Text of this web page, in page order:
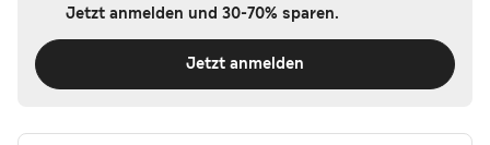
Jetzt anmelden und 30-70% sparen.
Jetzt anmelden